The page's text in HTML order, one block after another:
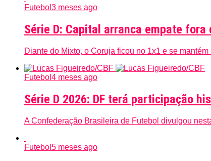
Futebol 3 meses ago
Série D: Capital arranca empate fora
Diante do Mixto, o Coruja ficou no 1x1 e se
Futebol 4 meses ago
Série D 2026: DF terá participação
A Confederação Brasileira de Futebol divulgou
Futebol 5 meses ago